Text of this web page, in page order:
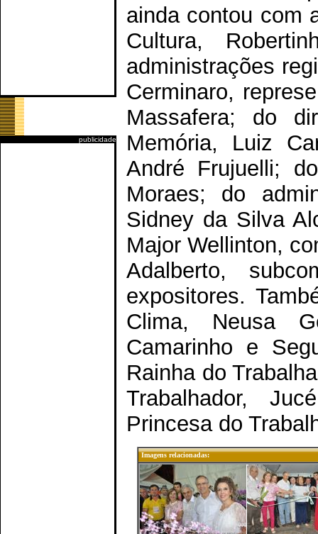
publicidade
ainda contou com
Cultura,
administrações
Cerminaro,
Massafera; do
Memória, Luiz
André Frujuelli;
Moraes; do
Sidney da Silva
Major Wellinton,
Adalberto,
expositores.
Clima, Neusa
Camarinho e
Rainha do
Trabalhador,
Princesa do
Imagens relacionadas: